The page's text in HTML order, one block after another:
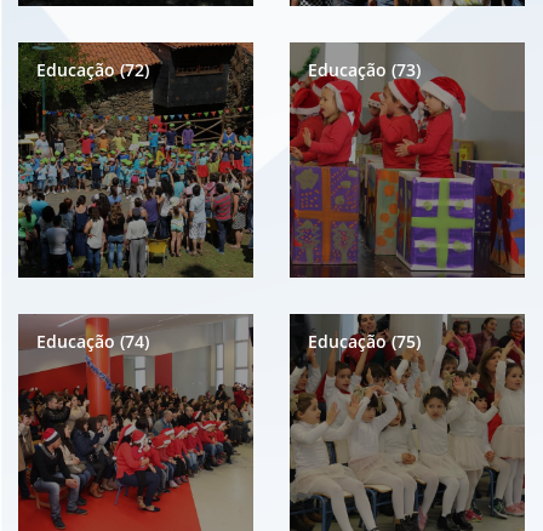
Educação (72) Educação (73)
Educação (74) Educação (75)